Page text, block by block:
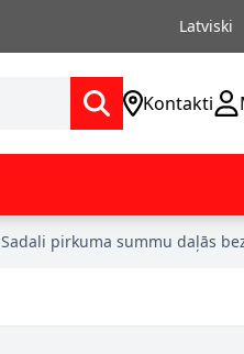
Latviski
Kontakti
Sadali pirkuma summu daļās